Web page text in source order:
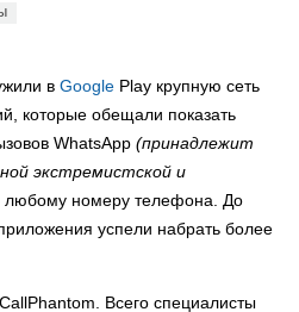
в Google Play крупную сеть
которые обещали показать
WhatsApp (принадлежит
экстремистской и
любому номеру телефона. До
успели набрать более
Всего специалисты